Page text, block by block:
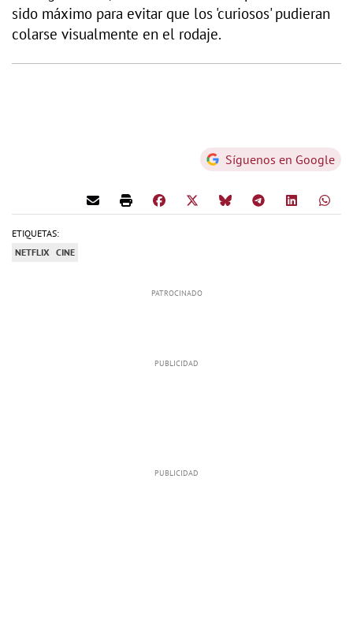
sido máximo para evitar que los 'curiosos' pudieran
colarse visualmente en el rodaje.
Síguenos en Google
ETIQUETAS:
NETFLIX CINE